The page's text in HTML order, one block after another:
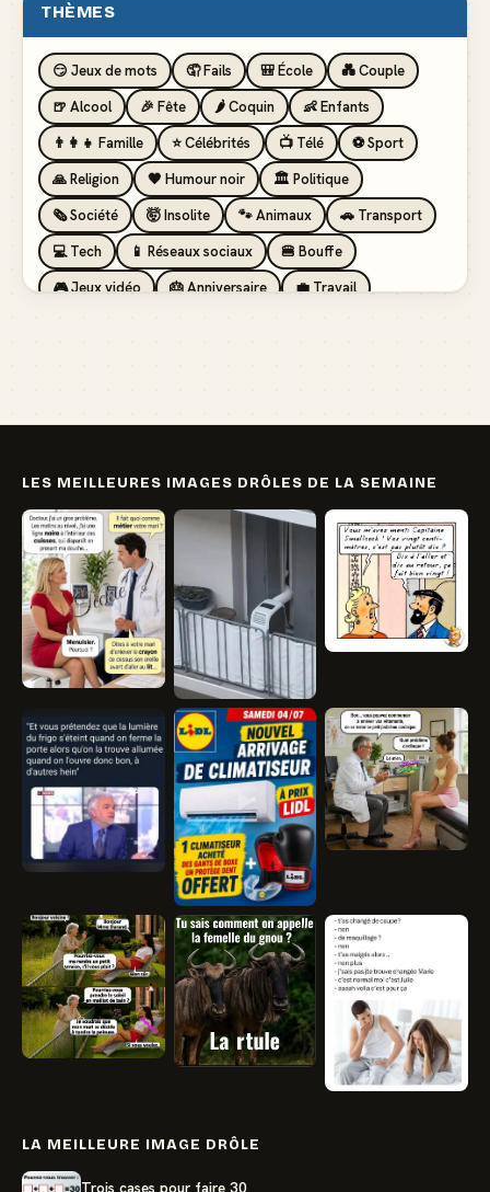
THÈMES
😏 Jeux de mots 🤦 Fails 🎒 École
💑 Couple
🍺 Alcool
🎉 Fête 🌶️ Coquin
👶 Enfants
👨‍👩‍👧 Famille
⭐ Célébrités 📺 Télé
⚽ Sport
🙏 Religion
🖤 Humour noir
🏛️ Politique
🗞️ Société
🤯 Insolite 🐾 Animaux
🚗 Transport
💻 Tech
📱 Réseaux sociaux
🍔 Bouffe
🎮 Jeux vidéo
🎂 Anniversaire
💼 Travail
LES MEILLEURES IMAGES DRÔLES DE LA SEMAINE
LA MEILLEURE IMAGE DRÔLE
Trois cases pour faire 30